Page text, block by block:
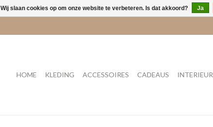
HOME KLEDING ACCESSOIRES CADEAUS INTERIEUR
Wij slaan cookies op om onze website te verbeteren. Is dat akkoord? Ja